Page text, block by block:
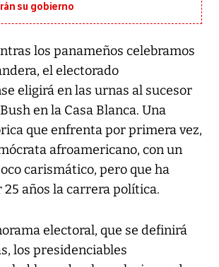
su gobierno
los panameños celebramos
el electorado
eligirá en las urnas al sucesor
en la Casa Blanca. Una
que enfrenta por primera vez,
afroamericano, con un
carismático, pero que ha
años la carrera política.
electoral, que se definirá
los presidenciables